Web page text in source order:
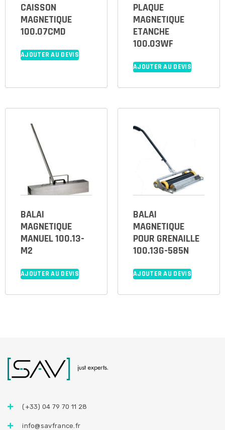
CAISSON
MAGNETIQUE
100.07CMD
AJOUTER AU DEVIS
PLAQUE
MAGNETIQUE
ETANCHE
100.03WF
AJOUTER AU DEVIS
BALAI
MAGNETIQUE
MANUEL 100.13-
M2
AJOUTER AU DEVIS
BALAI
MAGNETIQUE
POUR GRENAILLE
100.13G-585N
AJOUTER AU DEVIS
(+33) 04 79 70 11 28
info@savfrance.fr